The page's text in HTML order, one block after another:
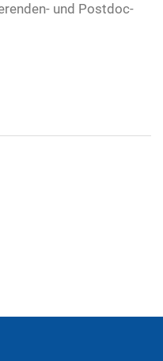
und Postdoc-